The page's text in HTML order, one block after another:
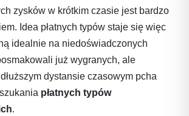
zysków w krótkim czasie jest bardzo
Idea płatnych typów staje się więc
idealnie na niedoświadczonych
już wygranych, ale
dystansie czasowym pcha
płatnych typów
.